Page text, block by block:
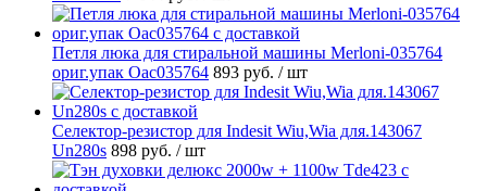
Петля люка для стиральной машины Merloni-035764
ориг.упак Oac035764 893 руб. / шт
Селектор-резистор для Indesit Wiu,Wia для.143067
Un280s 898 руб. / шт